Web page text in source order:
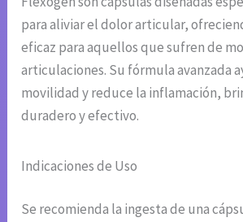
para aliviar el dolor articular,
eficaz para aquellos que sufren de
articulaciones. Su fórmula avanzada
movilidad y reduce la inflamación,
duradero y efectivo.
Indicaciones de Uso
Se recomienda la ingesta de una